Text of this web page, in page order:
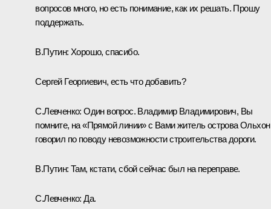
вопросов много, но есть понимание, как их решать. Прошу
поддержать.
В.Путин: Хорошо, спасибо.
Сергей Георгиевич, есть что добавить?
С.Левченко: Один вопрос. Владимир Владимирович, Вы
помните, на «Прямой линии» с Вами житель острова Ольхон
говорил по поводу невозможности строительства дороги.
В.Путин: Там, кстати, сбой сейчас был на переправе.
С.Левченко: Да.